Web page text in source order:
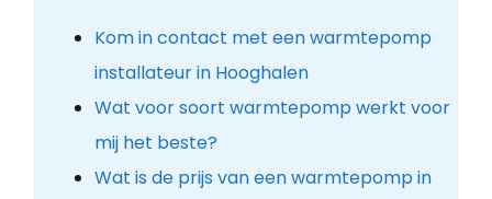
Kom in contact met een warmtepomp
installateur in Hooghalen
Wat voor soort warmtepomp werkt voor
mij het beste?
Wat is de prijs van een warmtepomp in